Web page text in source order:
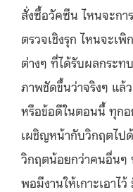
สั่งซื้อวัคซีน ไหนจะกา
ตรวจเชิงรุก ไหนจะเ
ต่างๆ ที่ได้รับผลกระท
ภาพชัดขึ้นว่าจริงๆ แล้
หรือข้อดีในตอนนี้ ทุกอ
เผชิญหน้ากับวิกฤตไป
วิกฤตน้อยกว่าคนอื่นๆ
พอมีงานให้เกาะเอาไ